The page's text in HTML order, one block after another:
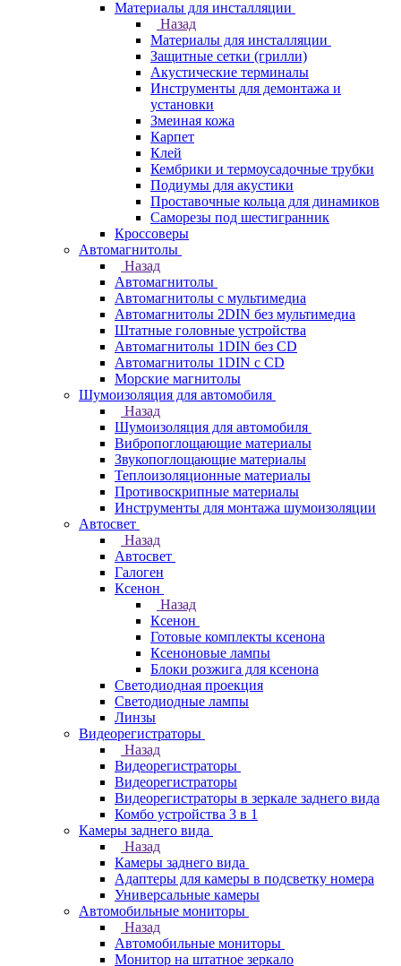
Материалы для инсталляции
Назад
Материалы для инсталляции
Защитные сетки (грилли)
Акустические терминалы
Инструменты для демонтажа и
установки
Змеиная кожа
Карпет
Клей
Кембрики и термоусадочные трубки
Подиумы для акустики
Проставочные кольца для динамиков
Саморезы под шестигранник
Кроссоверы
Автомагнитолы
Назад
Автомагнитолы
Автомагнитолы с мультимедиа
Автомагнитолы 2DIN без мультимедиа
Штатные головные устройства
Автомагнитолы 1DIN без CD
Автомагнитолы 1DIN с CD
Морские магнитолы
Шумоизоляция для автомобиля
Назад
Шумоизоляция для автомобиля
Вибропоглощающие материалы
Звукопоглощающие материалы
Теплоизоляционные материалы
Противоскрипные материалы
Инструменты для монтажа шумоизоляции
Автосвет
Назад
Автосвет
Галоген
Ксенон
Назад
Ксенон
Готовые комплекты ксенона
Ксеноновые лампы
Блоки розжига для ксенона
Светодиодная проекция
Светодиодные лампы
Линзы
Видеорегистраторы
Назад
Видеорегистраторы
Видеорегистраторы
Видеорегистраторы в зеркале заднего вида
Комбо устройства 3 в 1
Камеры заднего вида
Назад
Камеры заднего вида
Адаптеры для камеры в подсветку номера
Универсальные камеры
Автомобильные мониторы
Назад
Автомобильные мониторы
Монитор на штатное зеркало